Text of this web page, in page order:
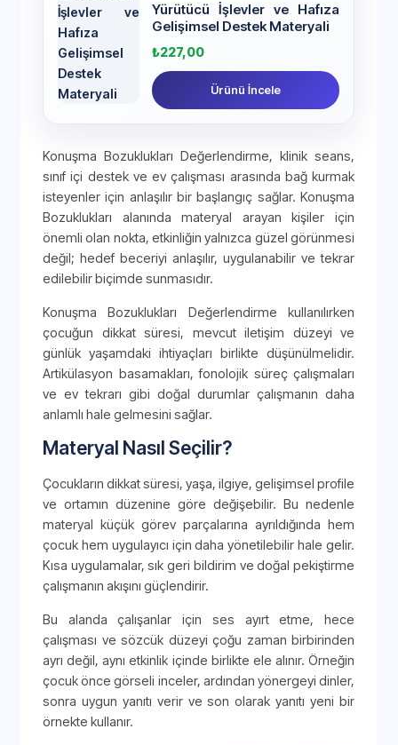
Yürütücü İşlevler ve Hafıza
Gelişimsel Destek Materyali
₺227,00
Ürünü İncele
Konuşma Bozuklukları Değerlendirme, klinik seans,
sınıf içi destek ve ev çalışması arasında bağ kurmak
isteyenler için anlaşılır bir başlangıç sağlar. Konuşma
Bozuklukları alanında materyal arayan kişiler için
önemli olan nokta, etkinliğin yalnızca güzel görünmesi
değil; hedef beceriyi anlaşılır, uygulanabilir ve tekrar
edilebilir biçimde sunmasıdır.
Konuşma Bozuklukları Değerlendirme kullanılırken
çocuğun dikkat süresi, mevcut iletişim düzeyi ve
günlük yaşamdaki ihtiyaçları birlikte düşünülmelidir.
Artikülasyon basamakları, fonolojik süreç çalışmaları
ve ev tekrarı gibi doğal durumlar çalışmanın daha
anlamlı hale gelmesini sağlar.
Materyal Nasıl Seçilir?
Çocukların dikkat süresi, yaşa, ilgiye, gelişimsel profile
ve ortamın düzenine göre değişebilir. Bu nedenle
materyal küçük görev parçalarına ayrıldığında hem
çocuk hem uygulayıcı için daha yönetilebilir hale gelir.
Kısa uygulamalar, sık geri bildirim ve doğal pekiştirme
çalışmanın akışını güçlendirir.
Bu alanda çalışanlar için ses ayırt etme, hece
çalışması ve sözcük düzeyi çoğu zaman birbirinden
ayrı değil, aynı etkinlik içinde birlikte ele alınır. Örneğin
çocuk önce görseli inceler, ardından yönergeyi dinler,
sonra uygun yanıtı verir ve son olarak yanıtı yeni bir
örnekte kullanır.